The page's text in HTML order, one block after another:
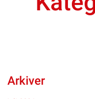
Arkiver